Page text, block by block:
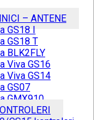
– ANTENE
GS18 I
GS18 T
BLK2FLY
Viva GS16
Viva GS14
GS07
GMX910